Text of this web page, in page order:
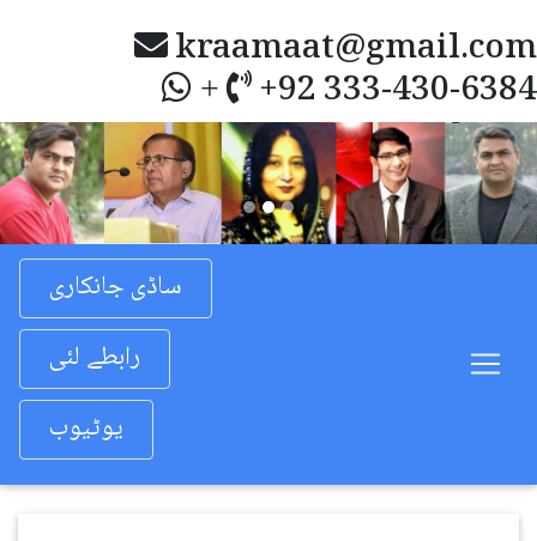
kraamaat@gmail.com
+ +92 333-430-6384
Previous
ساڈی جانکاری
رابطے لئی
یوٹیوب